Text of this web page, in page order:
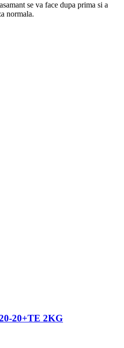
se va face dupa prima si a
normala.
20+TE 2KG